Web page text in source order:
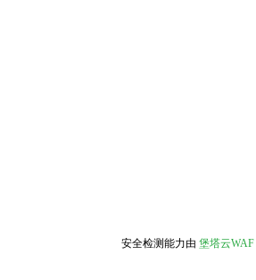
安全检测能力由 堡塔云WAF